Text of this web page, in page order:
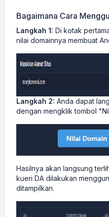
Bagaimana Cara
Langkah 1: Di kotak
nilai domainnya membuat
Langkah 2: Anda dapat
dengan mengklik tombol
Hasilnya akan langsung
kueri DA dilakukan
ditampilkan.